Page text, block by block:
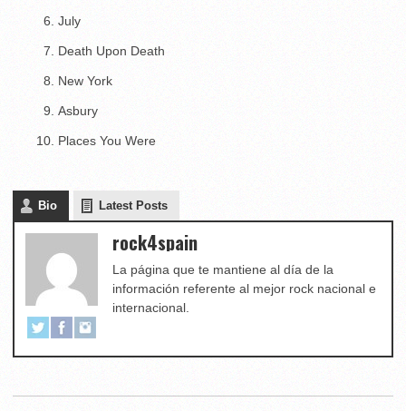
July
Death Upon Death
New York
Asbury
Places You Were
Bio Latest Posts
rock4spain
La página que te mantiene al día de la
información referente al mejor rock nacional e
internacional.